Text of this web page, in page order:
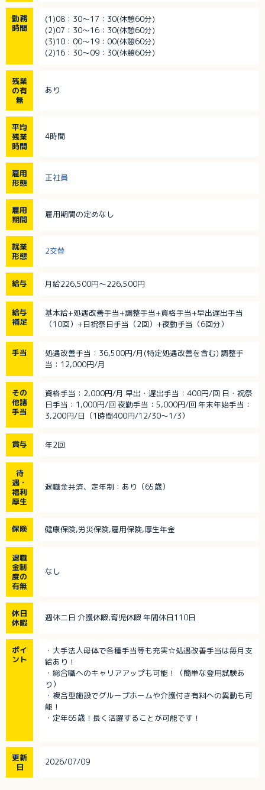
勤務
時間
(1)08：30～17：30(休憩60分)
(2)07：30～16：30(休憩60分)
(3)10：00～19：00(休憩60分)
(2)16：30～09：30(休憩60分)
残業
の有
無
あり
平均
残業
時間
4時間
雇用
形態
正社員
雇用
期間
雇用期間の定めなし
就業
形態
2交替
給与 月給226,500円～226,500円
給与
補足
基本給+処遇改善手当+調整手当+資格手当+早出遅出手当
（10回）+日祝祭日手当（2回）+夜勤手当（6回分）
手当
処遇改善手当：36,500円/月(特定処遇改善を含む) 調整手
当：12,000円/月
その
他諸
手当
資格手当：2,000円/月 早出・遅出手当：400円/回 日・祝祭
日手当：1,000円/回 夜勤手当：5,000円/回 年末年始手当：
3,200円/日（1時間400円/12/30～1/3）
賞与 年2回
待
遇・
福利
厚生
退職金共済、定年制：あり（65歳）
保険 健康保険,労災保険,雇用保険,厚生年金
退職
金制
度の
有無
なし
休日
休暇
週休二日 介護休暇,育児休暇 年間休日110日
ポイ
ント
・大手法人母体で各種手当等も充実☆処遇改善手当は毎月支
給あり！
・総合職へのキャリアアップも可能！（簡単な登用試験あ
り）
・複合型施設でグループホームや介護付き有料への異動も可
能！
・定年65歳！長く活躍することが可能です！
更新
日
2026/07/09